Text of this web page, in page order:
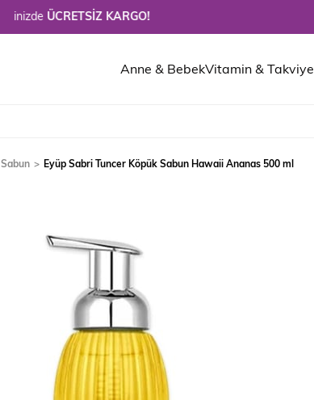
ÜCRETSİZ KARGO!
Anne & BebekVitamin & Takviye
Sabun Eyüp Sabri Tuncer Köpük Sabun Hawaii Ananas 500 ml